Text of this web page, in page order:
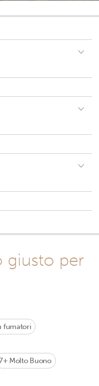
giusto per
fumatori
Molto Buono